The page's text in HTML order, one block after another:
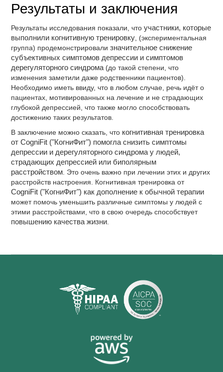
Результаты и заключения
Результаты исследования показали, чтоучастники, которые
выполнили когнитивную тренировку , (экспериментальная
группа) продемонстрировализначительное снижение
субъективных симптомов депрессии и симптомов
дерегуляторного синдрома (до такой степени, что
изменения заметили даже родственники пациентов).
Необходимо иметь ввиду, что в любом случае, речь идёт о
пациентах, мотивированных на лечение и не страдающих
глубокой депрессией, что также могло способствовать
достижению таких результатов.
В заключение можно сказать, что когнитивная тренировка
от CogniFit ("КогниФит") помогла снизить симптомы
депрессии и дерегуляторного синдрома у людей,
страдающих депрессией или биполярным
расстройством . Это очень важно при лечении этих и других
расстройств настроения. Когнитивная тренировка от
CogniFit ("КогниФит") как дополнение к обычной терапии
может помочь уменьшить различные симптомы у людей с
этими расстройствами, что в свою очередь способствует
повышению качества жизни